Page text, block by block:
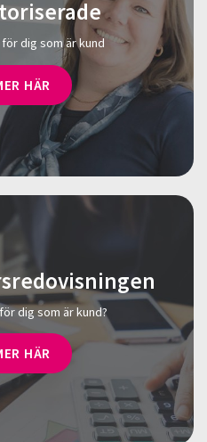
dig som är kund
HÄR
dig som är kund?
HÄR